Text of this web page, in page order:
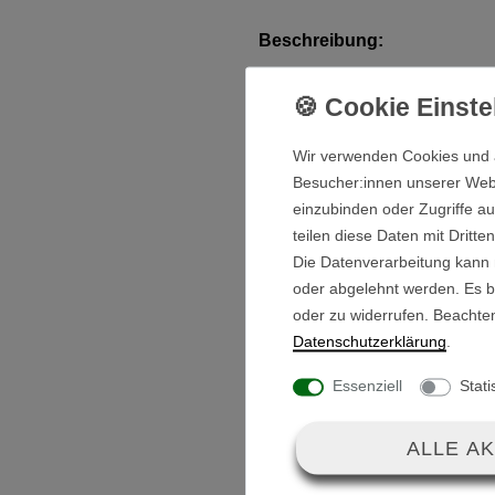
Beschreibung:
X300 / GT-X300R und GT-
Dank der weichen
Komfort abseits der
Die Reifenmischung
Golftrolley ruhiger laufen,
Dann ist das Gummi schön
Lieferumfang:
Wir verwenden Cookies
Besucher:innen unserer
einzubinden oder Zugriffe
teilen diese Daten mit
Die Datenverarbeitung
oder abgelehnt werden. Es
oder zu widerrufen.
Daten­schutz­erklärung
Essenziell
ALLE